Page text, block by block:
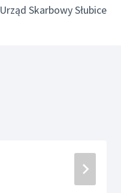
Urząd Skarbowy Słubice